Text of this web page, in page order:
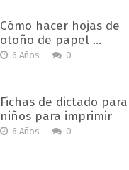
Cómo hacer hojas de
otoño de papel …
6 Años 0
Fichas de dictado para
niños para imprimir
6 Años 0